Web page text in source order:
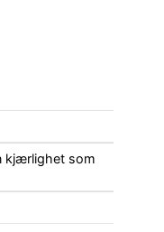
kjærlighet som